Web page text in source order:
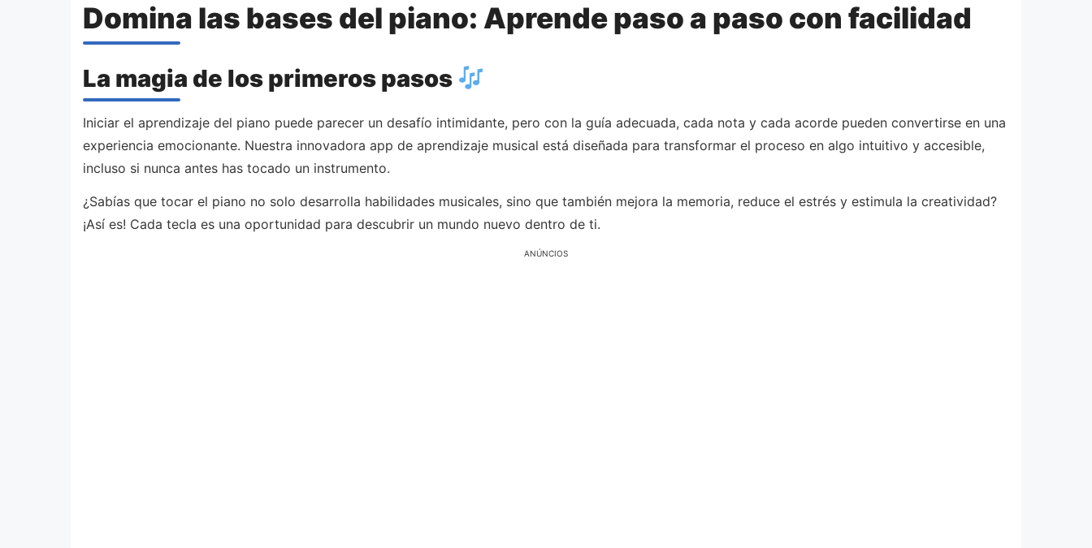
Domina las bases del piano: Aprende paso a paso con facilidad
La magia de los primeros pasos
Iniciar el aprendizaje del piano puede parecer un desafío intimidante, pero con la guía adecuada, cada nota y cada acorde pueden convertirse en una
experiencia emocionante. Nuestra innovadora app de aprendizaje musical está diseñada para transformar el proceso en algo intuitivo y accesible,
incluso si nunca antes has tocado un instrumento.
¿Sabías que tocar el piano no solo desarrolla habilidades musicales, sino que también mejora la memoria, reduce el estrés y estimula la creatividad?
¡Así es! Cada tecla es una oportunidad para descubrir un mundo nuevo dentro de ti.
ANÚNCIOS